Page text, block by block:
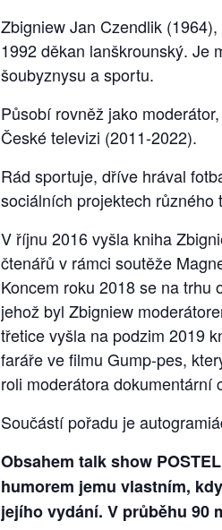
Zbigniew Jan Czendlik
1992 děkan lanškrounský. Je
šoubyznysu a sportu.
Působí rovněž jako
České televizi (2011-2022).
Rád sportuje, dříve hrával
sociálních projektech
V říjnu 2016 vyšla kniha
čtenářů v rámci soutěže
Koncem roku 2018 se na trhu
jehož byl Zbigniew
třetice vyšla na podzim 2019
faráře ve filmu Gump-pes,
roli moderátora dokumentární
Součástí pořadu je
Obsahem talk show
humorem jemu vlastním,
jejího vydání. V průběhu 90